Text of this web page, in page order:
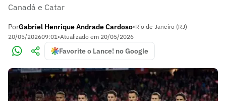
Canadá e Catar
PorGabriel Henrique Andrade Cardoso•Rio de Janeiro (RJ)
20/05/202609:01•Atualizado em 20/05/2026
Favorite o Lance! no Google